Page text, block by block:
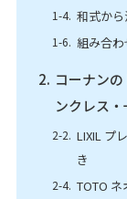
和式か
組み合
コーナン
ンクレス・
LIXIL プ
き
TOTO